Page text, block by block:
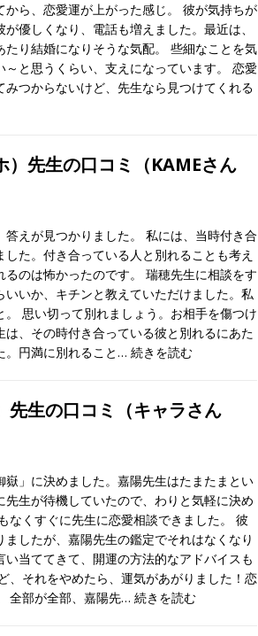
ら、恋愛運が上がった感じ。 彼が気持ちが
優しくなり、電話も増えました。最近は、
り結婚になりそうな気配。 些細なことを気
と思うくらい、支えになっています。 恋愛
つからないけど、先生なら見つけてくれる
先生の口コミ（KAMEさん
えが見つかりました。 私には、当時付き合
た。付き合っている人と別れることも考え
のは怖かったのです。 瑞穂先生に相談をす
いか、キチンと教えていただけました。私
思い切って別れましょう。お相手を傷つけ
、その時付き合っている彼と別れるにあた
。円満に別れること… 続きを読む
生の口コミ（キャラさん
」に決めました。嘉陽先生はたまたまとい
生が待機していたので、わりと気軽に決め
なくすぐに先生に恋愛相談できました。 彼
したが、嘉陽先生の鑑定でそれはなくなり
当ててきて、開運の方法的なアドバイスも
、それをやめたら、運気があがりました！恋
全部が全部、嘉陽先… 続きを読む